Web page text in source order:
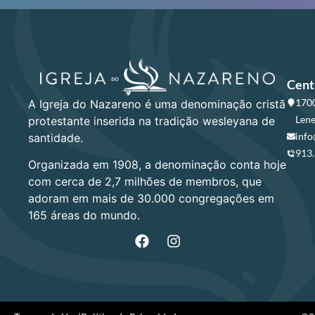
A Igreja do Nazareno é uma denominação cristã
protestante inserida na tradição wesleyana de
santidade.
Organizada em 1908, a denominação conta hoje
com cerca de 2,7 milhões de membros, que
adoram em mais de 30.000 congregações em
165 áreas do mundo.